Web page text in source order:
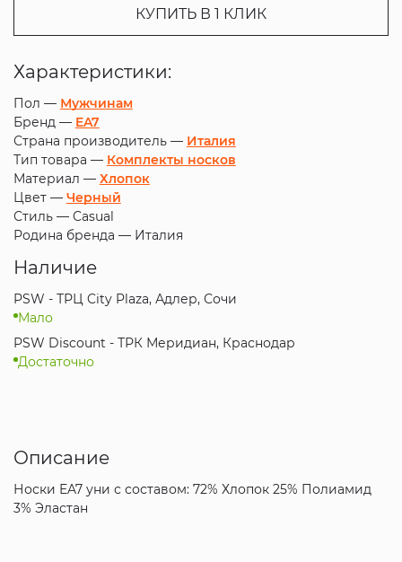
КУПИТЬ В 1 КЛИК
Характеристики:
Пол — Мужчинам
Бренд — EA7
Страна производитель — Италия
Тип товара — Комплекты носков
Материал — Хлопок
Цвет — Черный
Стиль — Casual
Родина бренда — Италия
Наличие
PSW - ТРЦ City Plaza, Адлер, Сочи
Мало
PSW Discount - ТРК Меридиан, Краснодар
Достаточно
Описание
Носки EA7 уни с составом: 72% Хлопок 25% Полиамид
3% Эластан